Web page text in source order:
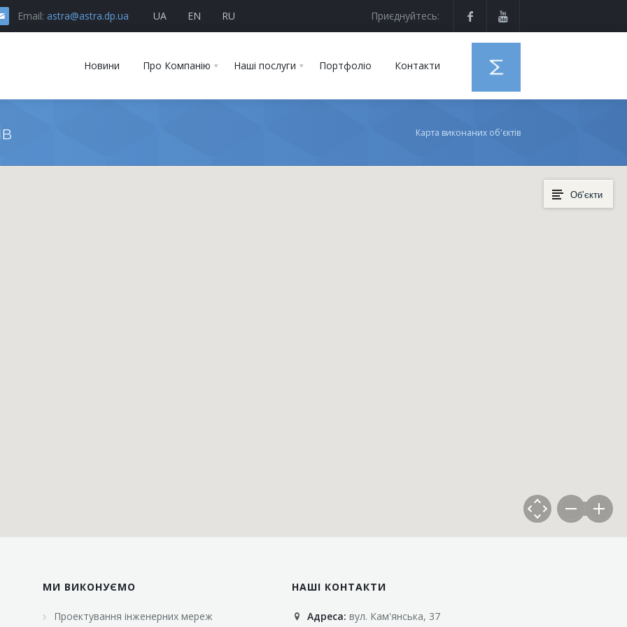
Email: astra@astra.dp.ua UA EN RU Приєднуйтесь:
Новини Про Компанію Наші послуги Портфоліо Контакти
Карта виконаних об'єктів
Об’єкти
МИ ВИКОНУЄМО
Проектування інженерних мереж
НАШІ КОНТАКТИ
Адреса: вул. Кам'янська, 37